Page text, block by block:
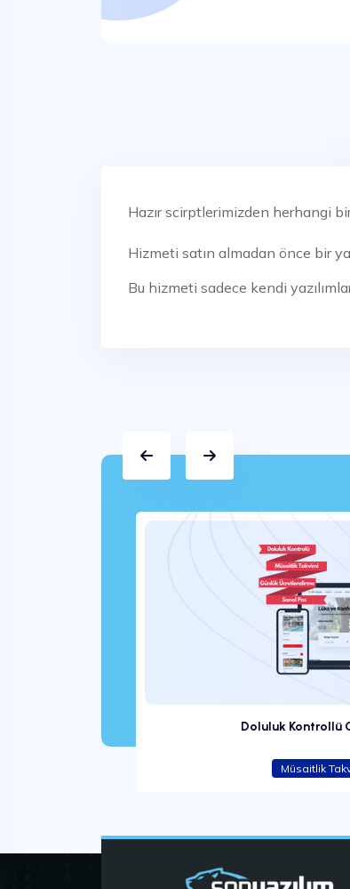
Hazır scirptlerimizden herhangi
Hizmeti satın almadan önce bir
Bu hizmeti sadece kendi
Doluluk Kontrollü
Müsaitlik